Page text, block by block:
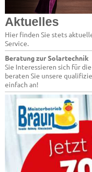
Aktuelles
Hier finden Sie stets
Service.
Beratung zur Solartechnik
Sie Interessieren sich für
beraten Sie unsere
einfach an!